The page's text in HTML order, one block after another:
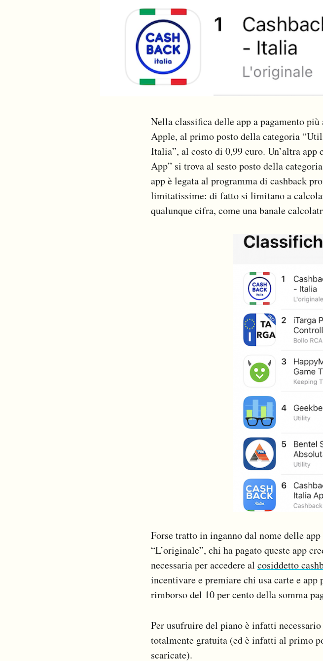
Nella classifica delle app a pagamento
Apple, al primo posto della categoria
Italia”, al costo di 0,99 euro. Un’altra
App” si trova al sesto posto della
app è legata al programma di cashback
limitatissime: di fatto si limitano a
qualunque cifra, come una banale
Forse tratto in inganno dal nome delle
“L’originale”, chi ha pagato queste app
necessaria per accedere al cosiddetto
incentivare e premiare chi usa carte e
rimborso del 10 per cento della somma
Per usufruire del piano è infatti
totalmente gratuita (ed è infatti al primo
scaricate).